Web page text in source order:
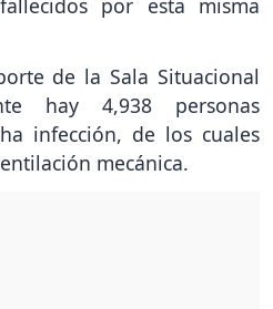
de la Sala Situacional
hay 4,938 personas
infección, de los cuales
mecánica.